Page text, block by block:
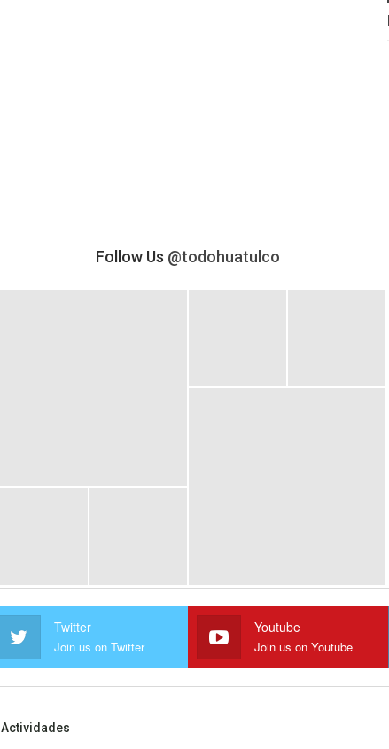
Follow Us @todohuatulco
Twitter
Join us on Twitter
Youtube
Join us on Youtube
Actividades